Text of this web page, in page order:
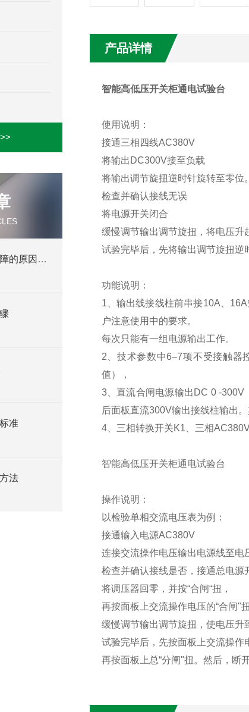
护套式电加热器短路故障的原因是什么
准
法
产品详情
智能高低压开关柜通电试验台
使用说明：
接通三相四线AC380V
将输出DC300V接至负载
将输出调节旋扭逆时针旋转至零位。
检查并确认接线无误
将电源开关闭合
缓慢调节输出调节旋扭，将电压升
试验完毕后，先将输出调节旋扭
功能说明：
1、输出线接线柱前串接10A、
户注意使用中的要求。
每次只能有一组电源输出工作。
2、技术参数中6–7项不受接触器
值），
3、直流合闸电源输出DC 0 -
后面板直流300V输出接线柱输出
4、三相转换开关K1、三相
智能高低压开关柜通电试验台
操作说明：
以检验单相交流电压表为例：
接通输入电源AC380V
连接交流操作电压输出电源线至电
检查并确认接线是否，接通总电源
将调压器回零，并按“合闸“扭，
再按面板上交流操作电压的“合闸"扭
缓慢调节输出调节旋扭，使电压升
试验完毕后，先按面板上交流操作
再按面板上总“分闸"扭。然后，断